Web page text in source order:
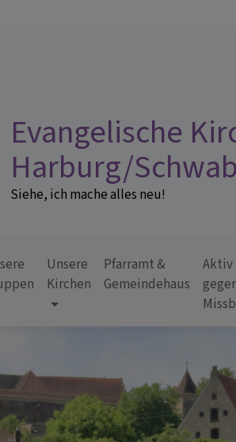
Evangelische
Harburg/
Siehe, ich mache alles neu!
Unsere
Kirchen
Pfarramt &
Gemeindehaus
Aktiv